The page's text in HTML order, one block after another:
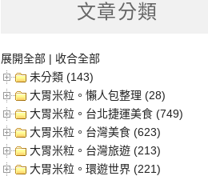
文章分類
展開全部 | 收合全部
未分類 (143)
大胃米粒。懶人包整理 (28)
大胃米粒。台北捷運美食 (749)
大胃米粒。台灣美食 (623)
大胃米粒。台灣旅遊 (213)
大胃米粒。環遊世界 (221)